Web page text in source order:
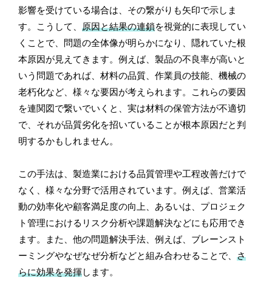
影響を受けている場合は、その繋がりも矢印で示しま
す。こうして、原因と結果の連鎖を視覚的に表現してい
くことで、問題の全体像が明らかになり、隠れていた根
本原因が見えてきます。例えば、製品の不良率が高いと
いう問題であれば、材料の品質、作業員の技能、機械の
老朽化など、様々な要因が考えられます。これらの要因
を連関図で繋いでいくと、実は材料の保管方法が不適切
で、それが品質劣化を招いていることが根本原因だと判
明するかもしれません。
この手法は、製造業における品質管理や工程改善だけで
なく、様々な分野で活用されています。例えば、営業活
動の効率化や顧客満足度の向上、あるいは、プロジェク
ト管理におけるリスク分析や課題解決などにも応用でき
ます。また、他の問題解決手法、例えば、ブレーンスト
ーミングやなぜなぜ分析などと組み合わせることで、さ
らに効果を発揮します。